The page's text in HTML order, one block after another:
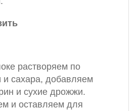
растворяем по
и сахара, добавляем
и сухие дрожжи.
и оставляем для